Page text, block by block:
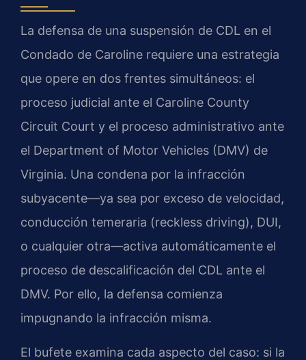
La defensa de una suspensión de CDL en el
Condado de Caroline requiere una estrategia
que opere en dos frentes simultáneos: el
proceso judicial ante el Caroline County
Circuit Court y el proceso administrativo ante
el Department of Motor Vehicles (DMV) de
Virginia. Una condena por la infracción
subyacente—ya sea por exceso de velocidad,
conducción temeraria (reckless driving), DUI,
o cualquier otra—activa automáticamente el
proceso de descalificación del CDL ante el
DMV. Por ello, la defensa comienza
impugnando la infracción misma.
El bufete examina cada aspecto del caso: si la